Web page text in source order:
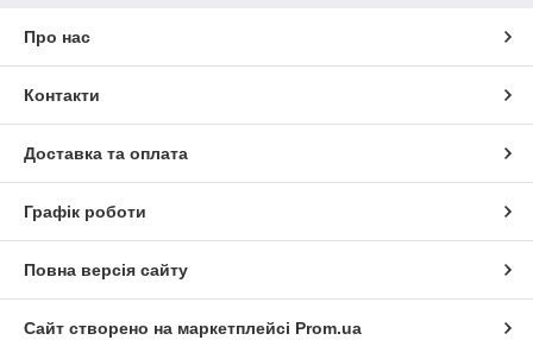
Про нас
Контакти
Доставка та оплата
Графік роботи
Повна версія сайту
Сайт створено на маркетплейсі Prom.ua